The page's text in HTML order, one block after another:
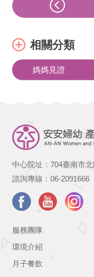
相關分類
媽媽見證
中心院址：704臺南市
諮詢專線：06-2091666
服務團隊
環境介紹
月子餐飲